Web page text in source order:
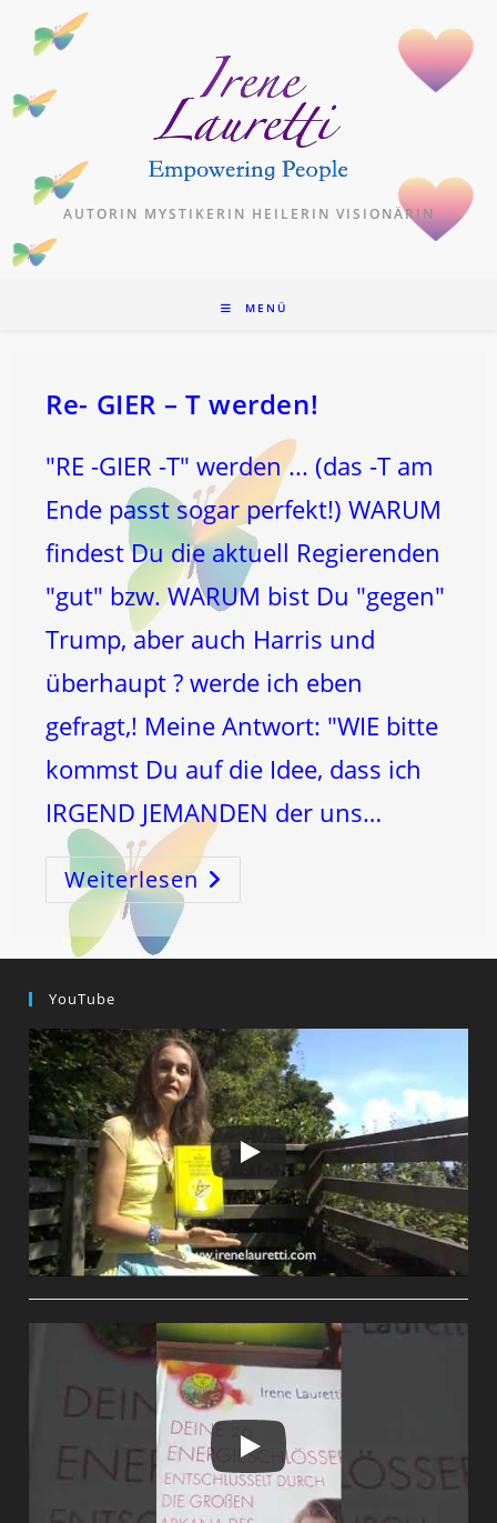
Inhalt
AUTORIN MYSTIKERIN HEILERIN VISIONÄRIN
MENÜ
Re- GIER – T werden!
"RE -GIER -T" werden ... (das -T am
Ende passt sogar perfekt!) WARUM
findest Du die aktuell Regierenden
"gut" bzw. WARUM bist Du "gegen"
Trump, aber auch Harris und
überhaupt ? werde ich eben
gefragt,! Meine Antwort: "WIE bitte
kommst Du auf die Idee, dass ich
IRGEND JEMANDEN der uns…
WeiterlesenRe-
GIER
–
YouTube